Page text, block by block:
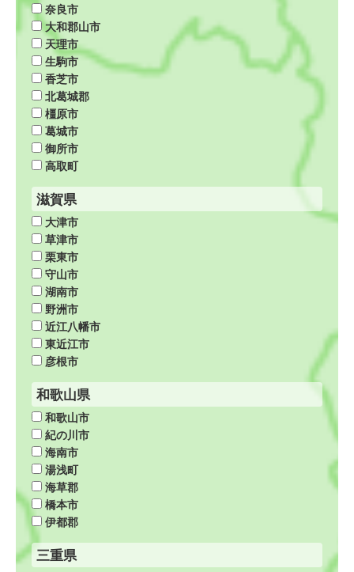
奈良市
大和郡山市
天理市
生駒市
香芝市
北葛城郡
橿原市
葛城市
御所市
高取町
滋賀県
大津市
草津市
栗東市
守山市
湖南市
野洲市
近江八幡市
東近江市
彦根市
和歌山県
和歌山市
紀の川市
海南市
湯浅町
海草郡
橋本市
伊都郡
三重県